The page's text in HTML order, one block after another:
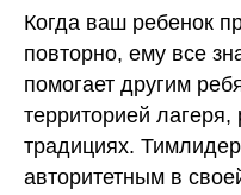
Когда ваш ребенок
повторно, ему все
помогает другим
территорией лагеря,
традициях.
авторитетным в